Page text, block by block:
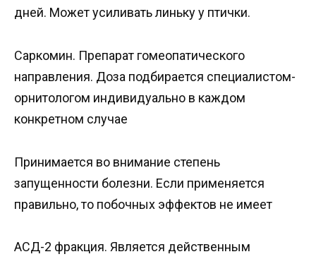
дней. Может усиливать линьку у птички.
Саркомин. Препарат гомеопатического
направления. Доза подбирается специалистом-
орнитологом индивидуально в каждом
конкретном случае
Принимается во внимание степень
запущенности болезни. Если применяется
правильно, то побочных эффектов не имеет
АСД-2 фракция. Является действенным